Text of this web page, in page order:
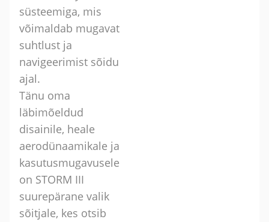
süsteemiga, mis
võimaldab mugavat
suhtlust ja
navigeerimist sõidu
ajal.
Tänu oma
läbimõeldud
disainile, heale
aerodünaamikale ja
kasutusmugavusele
on STORM III
suurepärane valik
sõitjale, kes otsib